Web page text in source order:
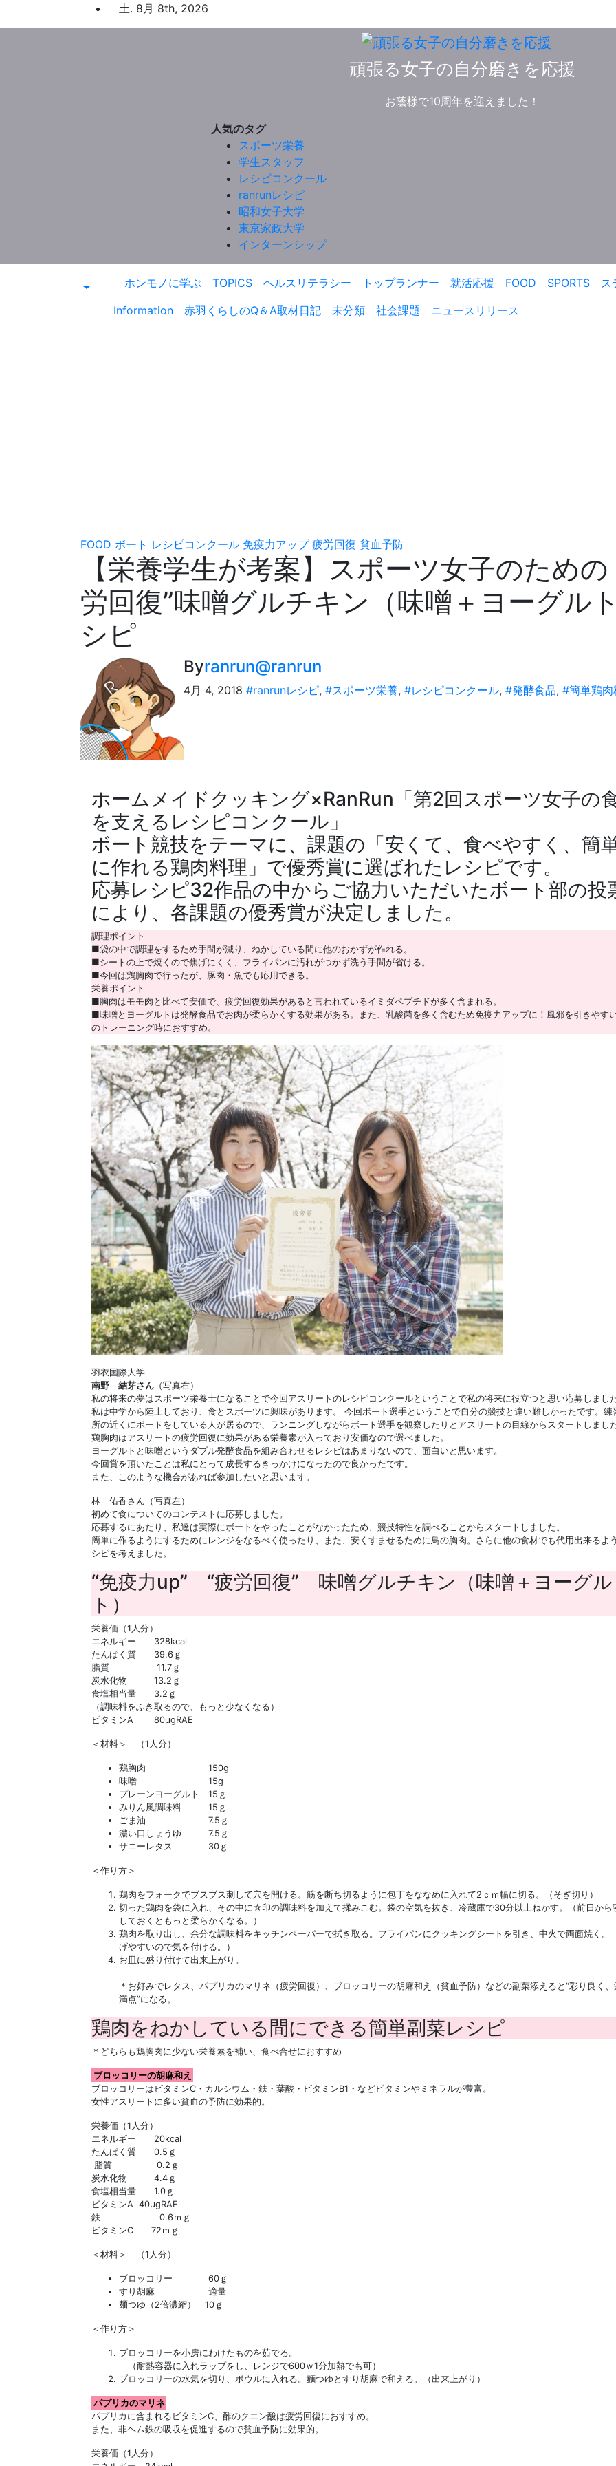
ン
土. 8月 8th, 2026
頑張る女子の自分磨きを応援
お蔭様で10周年を迎えました！
人気のタグ
スポーツ栄養
学生スタッフ
レシピコンクール
ranrunレシピ
昭和女子大学
東京家政大学
インターンシップ
ホンモノに学ぶ TOPICS ヘルスリテラシー トップランナー 就活応援 FOOD SPORTS ス
Information
赤羽くらしのQ＆A取材日記 未分類 社会課題 ニュースリリース
FOOD ボート レシピコンクール 免疫力アップ 疲労回復 貧血予防
【栄養学生が考案】スポーツ女子のための
労回復”味噌グルチキン（味噌＋ヨーグル
シピ
Byranrun@ranrun
4月 4, 2018 #ranrunレシピ, #スポーツ栄養, #レシピコンクール, #発酵食品, #簡単鶏肉
ホームメイドクッキング×RanRun「第2回スポーツ女子の
を支えるレシピコンクール」
ボート競技をテーマに、課題の「安くて、食べやすく、簡
に作れる鶏肉料理」で優秀賞に選ばれたレシピです。
応募レシピ32作品の中からご協力いただいたボート部の投
により、各課題の優秀賞が決定しました。
調理ポイント
■袋の中で調理をするため手間が減り、ねかしている間に他のおかずが作れる。
■シートの上で焼くので焦げにくく、フライパンに汚れがつかず洗う手間が省ける。
■今回は鶏胸肉で行ったが、豚肉・魚でも応用できる。
栄養ポイント
■胸肉はモモ肉と比べて安価で、疲労回復効果があると言われているイミダペプチドが多く含まれる。
■味噌とヨーグルトは発酵食品でお肉が柔らかくする効果がある。また、乳酸菌を多く含むため免疫力アップに！風邪を引きやす
のトレーニング時におすすめ。
羽衣国際大学
南野 結芽さん （写真右）
私の将来の夢はスポーツ栄養士になることで今回アスリートのレシピコンクールということで私の将来に役立つと思い応募しました
私は中学から陸上しており、食とスポーツに興味があります。 今回ボート選手ということで自分の競技と違い難しかったです。練
所の近くにボートをしている人が居るので、ランニングしながらボート選手を観察したりとアスリートの目線からスタートしました
鶏胸肉はアスリートの疲労回復に効果がある栄養素が入っており安価なので選べました。
ヨーグルトと味噌というダブル発酵食品を組み合わせるレシピはあまりないので、面白いと思います。
今回賞を頂いたことは私にとって成長するきっかけになったので良かったです。
また、このような機会があれば参加したいと思います。
林 佑香さん（写真左）
初めて食についてのコンテストに応募しました。
応募するにあたり、私達は実際にボートをやったことがなかったため、競技特性を調べることからスタートしました。
簡単に作るようにするためにレンジをなるべく使ったり、また、安くすませるために鳥の胸肉。さらに他の食材でも代用出来るよ
シピを考えました。
“免疫力up” “疲労回復” 味噌グルチキン（味噌＋ヨーグル
ト）
栄養価（1人分）
エネルギー 328kcal
たんぱく質 39.6ｇ
脂質 11.7ｇ
炭水化物 13.2ｇ
食塩相当量 3.2ｇ
（調味料をふき取るので、もっと少なくなる）
ビタミンA 80μgRAE
＜材料＞ （1人分）
鶏胸肉 150g
味噌 15g
プレーンヨーグルト 15ｇ
みりん風調味料 15ｇ
ごま油 7.5ｇ
濃い口しょうゆ 7.5ｇ
サニーレタス 30ｇ
＜作り方＞
鶏肉をフォークでブスブス刺して穴を開ける。筋を断ち切るように包丁をななめに入れて2ｃｍ幅に切る。（そぎ切り）
切った鶏肉を袋に入れ、その中に☆印の調味料を加えて揉みこむ。袋の空気を抜き、冷蔵庫で30分以上ねかす。（前日から
しておくともっと柔らかくなる。）
鶏肉を取り出し、余分な調味料をキッチンペーパーで拭き取る。フライパンにクッキングシートを引き、中火で両面焼く。
げやすいので気を付ける。）
お皿に盛り付けて出来上がり。
＊お好みでレタス、パプリカのマリネ（疲労回復）、ブロッコリーの胡麻和え（貧血予防）などの副菜添えると“彩り良く、
満点”になる。
鶏肉をねかしている間にできる簡単副菜レシピ
＊どちらも鶏胸肉に少ない栄養素を補い、食べ合せにおすすめ
ブロッコリーの胡麻和え
ブロッコリーはビタミンⅭ・カルシウム・鉄・葉酸・ビタミンB1・などビタミンやミネラルが豊富。
女性アスリートに多い貧血の予防に効果的。
栄養価（1人分）
エネルギー 20kcal
たんぱく質 0.5ｇ
脂質 0.2ｇ
炭水化物 4.4ｇ
食塩相当量 1.0ｇ
ビタミンA 40μgRAE
鉄 0.6ｍｇ
ビタミンC 72ｍｇ
＜材料＞ （1人分）
ブロッコリー 60ｇ
すり胡麻 適量
麺つゆ（2倍濃縮） 10ｇ
＜作り方＞
ブロッコリーを小房にわけたものを茹でる。
（耐熱容器に入れラップをし、レンジで600ｗ1分加熱でも可）
ブロッコリーの水気を切り、ボウルに入れる。麵つゆとすり胡麻で和える。（出来上がり）
パプリカのマリネ
パプリカに含まれるビタミンC、酢のクエン酸は疲労回復におすすめ。
また、非ヘム鉄の吸収を促進するので貧血予防に効果的。
栄養価（1人分）